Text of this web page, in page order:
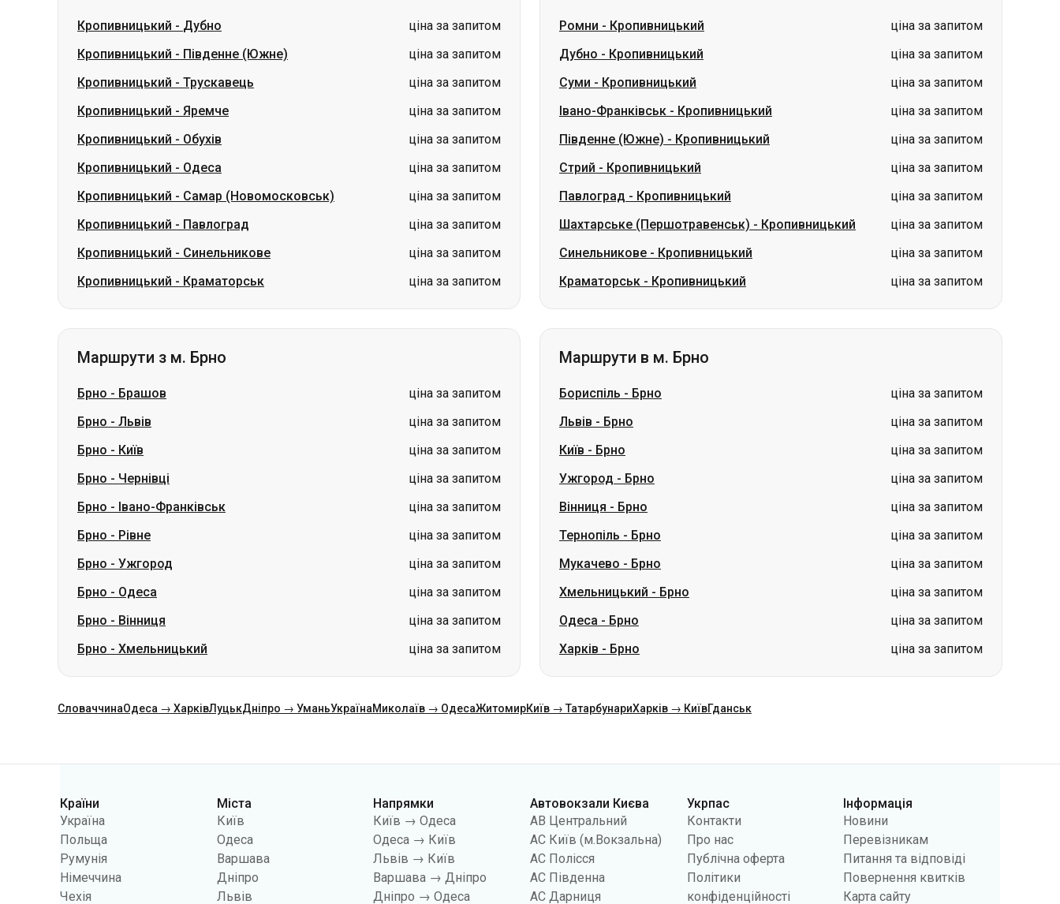
Кропивницький - Дубно
ціна за запитом
Кропивницький - Південне (Южне)
ціна за запитом
Кропивницький - Трускавець
ціна за запитом
Кропивницький - Яремче
ціна за запитом
Кропивницький - Обухів
ціна за запитом
Кропивницький - Одеса
ціна за запитом
Кропивницький - Самар (Новомосковськ)
ціна за запитом
Кропивницький - Павлоград
ціна за запитом
Кропивницький - Синельникове
ціна за запитом
Кропивницький - Краматорськ ціна за запитом
Ромни - Кропивницький
ціна за запитом
Дубно - Кропивницький
ціна за запитом
Суми - Кропивницький
ціна за запитом
Івано-Франківськ - Кропивницький
ціна за запитом
Південне (Южне) - Кропивницький
ціна за запитом
Стрий - Кропивницький
ціна за запитом
Павлоград - Кропивницький
ціна за запитом
Шахтарське (Першотравенськ) - Кропивницький
ціна за запитом
Синельникове - Кропивницький
ціна за запитом
Краматорськ - Кропивницький ціна за запитом
Маршрути з м. Брно
Брно - Брашов
ціна за запитом
Брно - Львів
ціна за запитом
Брно - Київ
ціна за запитом
Брно - Чернівці
ціна за запитом
Брно - Івано-Франківськ
ціна за запитом
Брно - Рівне
ціна за запитом
Брно - Ужгород
ціна за запитом
Брно - Одеса
ціна за запитом
Брно - Вінниця
ціна за запитом
Брно - Хмельницький ціна за запитом
Маршрути в м. Брно
Бориспіль - Брно
ціна за запитом
Львів - Брно
ціна за запитом
Київ - Брно
ціна за запитом
Ужгород - Брно
ціна за запитом
Вінниця - Брно
ціна за запитом
Тернопіль - Брно
ціна за запитом
Мукачево - Брно
ціна за запитом
Хмельницький - Брно
ціна за запитом
Одеса - Брно
ціна за запитом
Харків - Брно ціна за запитом
СловаччинаОдеса → ХарківЛуцькДніпро → УманьУкраїнаМиколаїв → ОдесаЖитомирКиїв → ТатарбунариХарків → КиївГданськ
Категорії
Країни
Україна
Польща
Румунія
Німеччина
Чехія
Міста
Київ
Одеса
Варшава
Дніпро
Львів
Напрямки
Київ → Одеса
Одеса → Київ
Львів → Київ
Варшава → Дніпро
Дніпро → Одеса
Автовокзали Києва
АВ Центральний
АС Київ (м.Вокзальна)
АС Полісся
АС Південна
АС Дарниця
Укрпас
Контакти
Про нас
Публічна оферта
Політики
конфіденційності
Інформація
Новини
Перевізникам
Питання та відповіді
Повернення квитків
Карта сайту